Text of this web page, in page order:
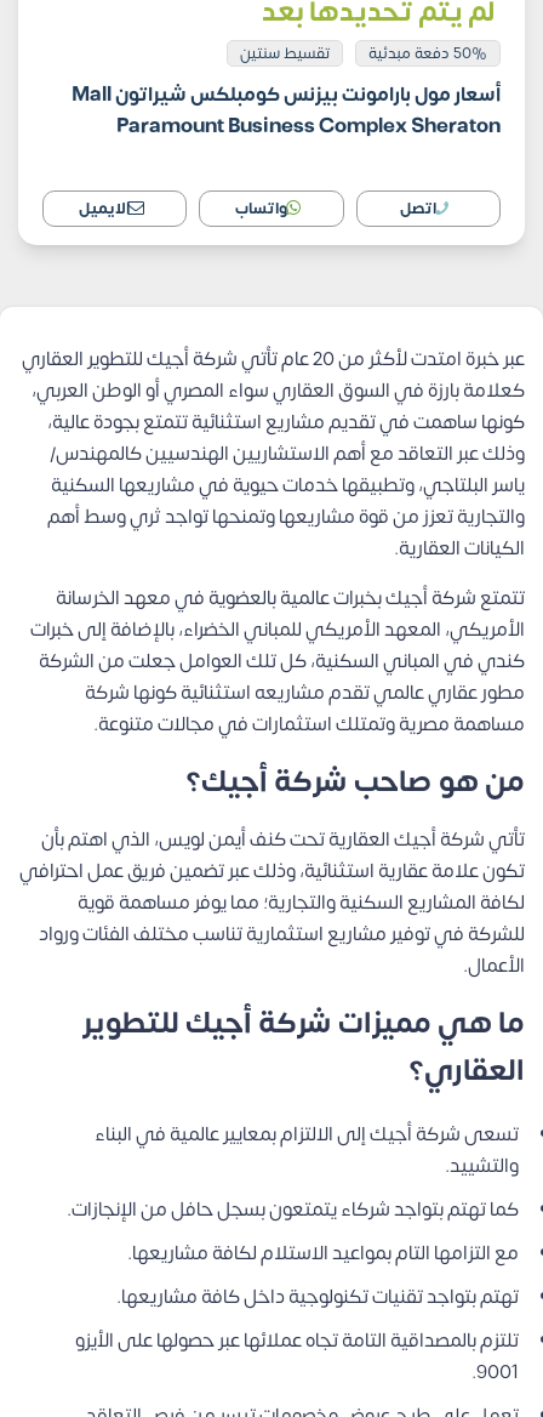
لم يتم تحديدها بعد
50% دفعة مبدئية تقسيط سنتين
أسعار مول بارامونت بيزنس كومبلكس شيراتون Mall
Paramount Business Complex Sheraton
اتصل واتساب الايميل
عبر خبرة امتدت لأكثر من 20 عام تأتي شركة أجيك للتطوير العقاري
كعلامة بارزة في السوق العقاري سواء المصري أو الوطن العربي،
كونها ساهمت في تقديم مشاريع استثنائية تتمتع بجودة عالية،
وذلك عبر التعاقد مع أهم الاستشاريين الهندسيين كالمهندس/
ياسر البلتاجي، وتطبيقها خدمات حيوية في مشاريعها السكنية
والتجارية تعزز من قوة مشاريعها وتمنحها تواجد ثري وسط أهم
الكيانات العقارية.
تتمتع شركة أجيك بخبرات عالمية بالعضوية في معهد الخرسانة
الأمريكي، المعهد الأمريكي للمباني الخضراء، بالإضافة إلى خبرات
كندي في المباني السكنية، كل تلك العوامل جعلت من الشركة
مطور عقاري عالمي تقدم مشاريعه استثنائية كونها شركة
مساهمة مصرية وتمتلك استثمارات في مجالات متنوعة.
من هو صاحب شركة أجيك؟
تأتي شركة أجيك العقارية تحت كنف أيمن لويس، الذي اهتم بأن
تكون علامة عقارية استثنائية، وذلك عبر تضمين فريق عمل احترافي
لكافة المشاريع السكنية والتجارية؛ مما يوفر مساهمة قوية
للشركة في توفير مشاريع استثمارية تناسب مختلف الفئات ورواد
الأعمال.
ما هي مميزات شركة أجيك للتطوير
العقاري؟
تسعى شركة أجيك إلى الالتزام بمعايير عالمية في البناء
والتشييد.
كما تهتم بتواجد شركاء يتمتعون بسجل حافل من الإنجازات.
مع التزامها التام بمواعيد الاستلام لكافة مشاريعها.
تهتم بتواجد تقنيات تكنولوجية داخل كافة مشاريعها.
تلتزم بالمصداقية التامة تجاه عملائها عبر حصولها على الأيزو
9001.